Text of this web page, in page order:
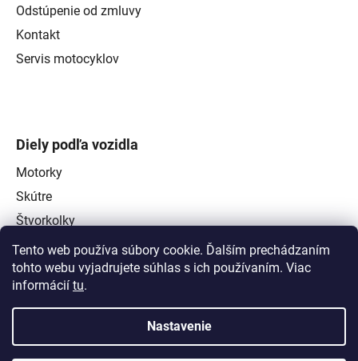
Tento web používa súbory cookie. Ďalším prechádzaním
tohto webu vyjadrujete súhlas s ich používaním. Viac
informácií tu.
Nastavenie
Odstúpenie od zmluvy
Kontakt
Servis motocyklov
Diely podľa vozidla
Motorky
Skútre
Štvorkolky